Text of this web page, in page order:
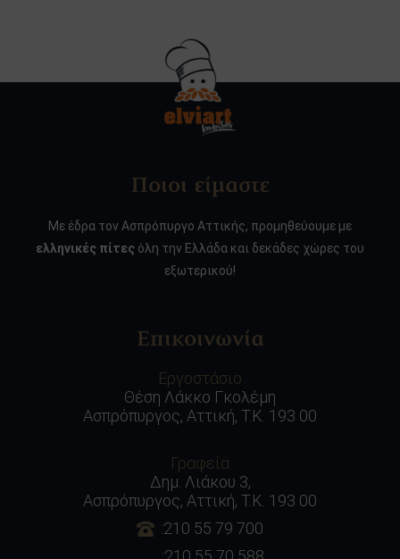
Ποιοι είμαστε
Με έδρα τον Ασπρόπυργο Αττικής, προμηθεύουμε με
ελληνικές πίτες όλη την Ελλάδα και δεκάδες χώρες του
εξωτερικού!
Επικοινωνία
Εργοστάσιο
Θέση Λάκκο Γκολέμη
Ασπρόπυργος, Αττική, Τ.Κ. 193 00
Γραφεία
Δημ. Λιάκου 3,
Ασπρόπυργος, Αττική, Τ.Κ. 193 00
:210 55 79 700